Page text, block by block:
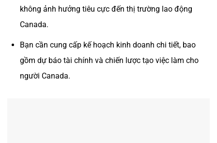
không ảnh hưởng tiêu cực đến thị trường lao động
Canada.
Bạn cần cung cấp kế hoạch kinh doanh chi tiết, bao
gồm dự báo tài chính và chiến lược tạo việc làm cho
người Canada.